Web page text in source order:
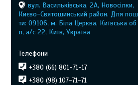
вул. Васильківська, 2А, Новосілки,
Києво-Святошинський район. Для пош
ти: 09106, м. Біла Церква, Київська об
л, а/с 22, Київ, Україна
+380 (66) 801-71-17
+380 (98) 107-71-71